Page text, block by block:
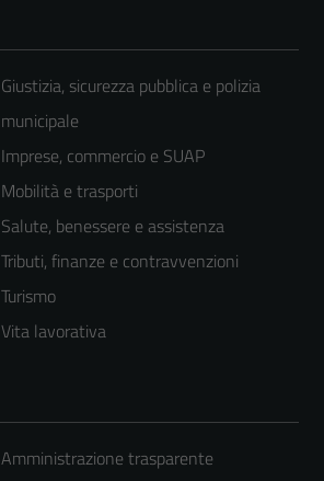
Giustizia, sicurezza pubblica e polizia
municipale
Imprese, commercio e SUAP
Mobilità e trasporti
Salute, benessere e assistenza
Tributi, finanze e contravvenzioni
Turismo
Vita lavorativa
Amministrazione trasparente